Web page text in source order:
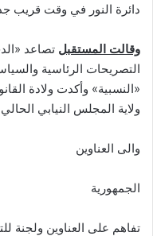
دائرة النور في وقت قريب
وقالت المستقبل تصاعد
التصريحات الرئاسية
ولاية المجلس النيابي
والى العناوين
الجمهورية
تفاهم على العناوين ولجنة